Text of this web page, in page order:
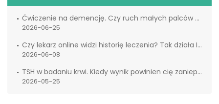
Ćwiczenie na demencję. Czy ruch małych palców naprawdę wspiera mózg?
2026-06-25
Czy lekarz online widzi historię leczenia? Tak działa IKP
2026-06-08
TSH w badaniu krwi. Kiedy wynik powinien cię zaniepokoić?
2026-05-25